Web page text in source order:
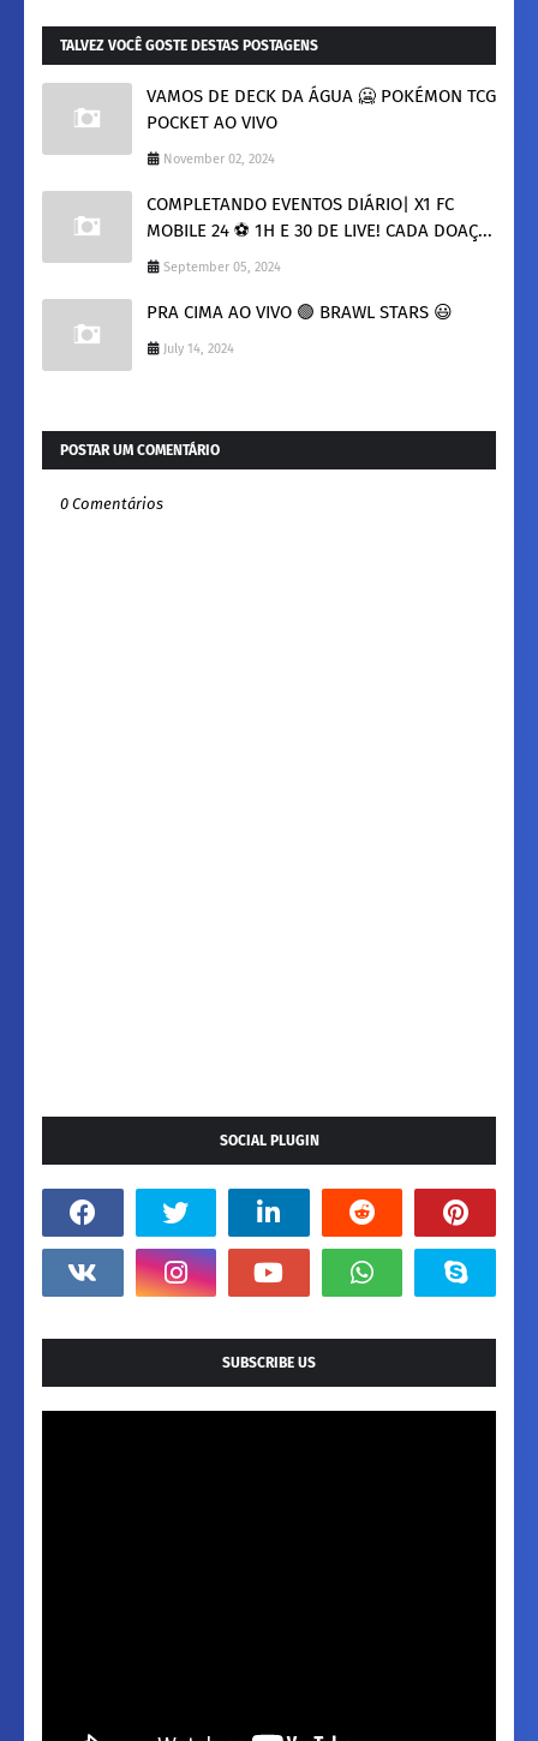
TALVEZ VOCÊ GOSTE DESTAS POSTAGENS
VAMOS DE DECK DA ÁGUA 🥶 POKÉMON TCG
POCKET AO VIVO
November 02, 2024
COMPLETANDO EVENTOS DIÁRIO| X1 FC
MOBILE 24 ⚽ 1H E 30 DE LIVE! CADA DOAÇ...
September 05, 2024
PRA CIMA AO VIVO 🟢 BRAWL STARS 😃
July 14, 2024
POSTAR UM COMENTÁRIO
0 Comentários
SOCIAL PLUGIN
SUBSCRIBE US